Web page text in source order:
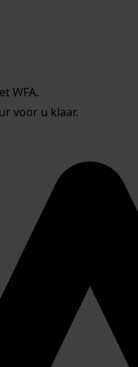
WFA.
voor u klaar.